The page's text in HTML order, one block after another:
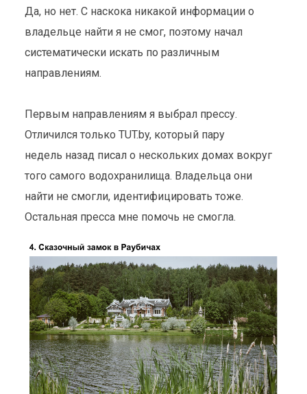
Да, но нет. С наскока никакой информации о
владельце найти я не смог, поэтому начал
систематически искать по различным
направлениям.
Первым направлениям я выбрал прессу.
Отличился только TUT.by, который пару
недель назад писал о нескольких домах вокруг
того самого водохранилища. Владельца они
найти не смогли, идентифицировать тоже.
Остальная пресса мне помочь не смогла.